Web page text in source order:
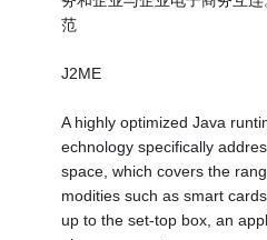
范
J2ME
A highly optimized Java
echnology specifically
space, which covers the
modities such as smart
up to the set-top box, an